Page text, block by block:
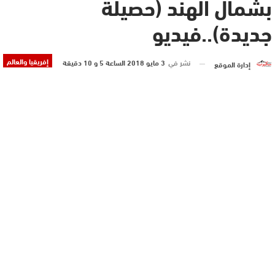
جديدة)..فيديو
إفريقيا والعالم إدارة الموقع نشر في 3 مايو 2018 الساعة 5 و 10 دقيقة